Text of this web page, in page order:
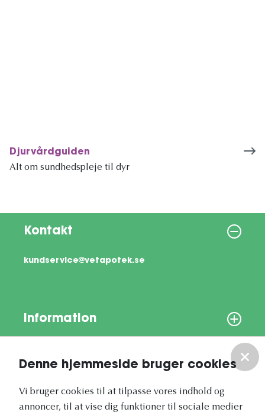
Denne hjemmeside bruger cookies
Vi bruger cookies til at tilpasse vores indhold og
annoncer, til at vise dig funktioner til sociale medier
Djurvårdguiden
Alt om sundhedspleje til dyr
Kontakt
kundservice@vetapotek.se
Information
Vores nyhedsbrev